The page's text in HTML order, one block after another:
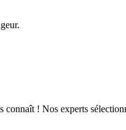
! Nos experts